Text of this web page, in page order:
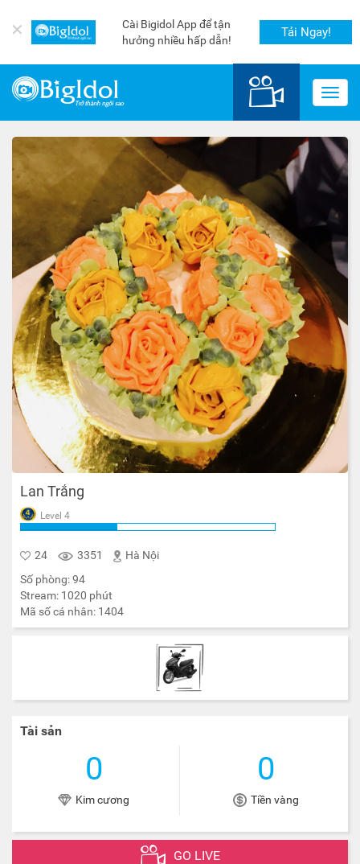
✕
Cài Bigidol App để tận
hưởng nhiều hấp dẫn!
Tải Ngay!
Lan Trắng
Level 4
24 3351
Hà Nội
Số phòng:94
Stream: 1020 phút
Mã số cá nhân: 1404
Tài sản
0
Kim cương
0
Tiền vàng
GO LIVE